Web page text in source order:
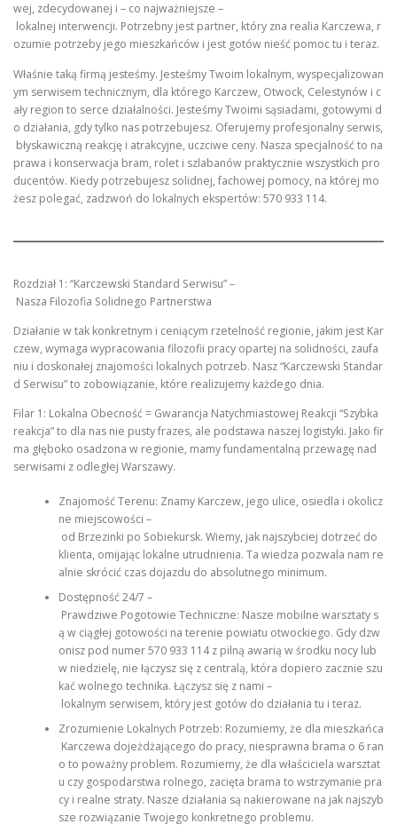
wej, zdecydowanej i – co najważniejsze –
lokalnej interwencji. Potrzebny jest partner, który zna realia Karczewa, r
ozumie potrzeby jego mieszkańców i jest gotów nieść pomoc tu i teraz.
Właśnie taką firmą jesteśmy. Jesteśmy Twoim lokalnym, wyspecjalizowan
ym serwisem technicznym, dla którego Karczew, Otwock, Celestynów i c
ały region to serce działalności. Jesteśmy Twoimi sąsiadami, gotowymi d
o działania, gdy tylko nas potrzebujesz. Oferujemy profesjonalny serwis,
błyskawiczną reakcję i atrakcyjne, uczciwe ceny. Nasza specjalność to na
prawa i konserwacja bram, rolet i szlabanów praktycznie wszystkich pro
ducentów. Kiedy potrzebujesz solidnej, fachowej pomocy, na której mo
żesz polegać, zadzwoń do lokalnych ekspertów: 570 933 114.
Rozdział 1: “Karczewski Standard Serwisu” –
Nasza Filozofia Solidnego Partnerstwa
Działanie w tak konkretnym i ceniącym rzetelność regionie, jakim jest Kar
czew, wymaga wypracowania filozofii pracy opartej na solidności, zaufa
niu i doskonałej znajomości lokalnych potrzeb. Nasz “Karczewski Standar
d Serwisu” to zobowiązanie, które realizujemy każdego dnia.
Filar 1: Lokalna Obecność = Gwarancja Natychmiastowej Reakcji “Szybka
reakcja” to dla nas nie pusty frazes, ale podstawa naszej logistyki. Jako fir
ma głęboko osadzona w regionie, mamy fundamentalną przewagę nad
serwisami z odległej Warszawy.
Znajomość Terenu: Znamy Karczew, jego ulice, osiedla i okolicz
ne miejscowości –
od Brzezinki po Sobiekursk. Wiemy, jak najszybciej dotrzeć do
klienta, omijając lokalne utrudnienia. Ta wiedza pozwala nam re
alnie skrócić czas dojazdu do absolutnego minimum.
Dostępność 24/7 –
Prawdziwe Pogotowie Techniczne: Nasze mobilne warsztaty s
ą w ciągłej gotowości na terenie powiatu otwockiego. Gdy dzw
onisz pod numer 570 933 114 z pilną awarią w środku nocy lub
w niedzielę, nie łączysz się z centralą, która dopiero zacznie szu
kać wolnego technika. Łączysz się z nami –
lokalnym serwisem, który jest gotów do działania tu i teraz.
Zrozumienie Lokalnych Potrzeb: Rozumiemy, że dla mieszkańca
Karczewa dojeżdżającego do pracy, niesprawna brama o 6 ran
o to poważny problem. Rozumiemy, że dla właściciela warsztat
u czy gospodarstwa rolnego, zacięta brama to wstrzymanie pra
cy i realne straty. Nasze działania są nakierowane na jak najszyb
sze rozwiązanie Twojego konkretnego problemu.